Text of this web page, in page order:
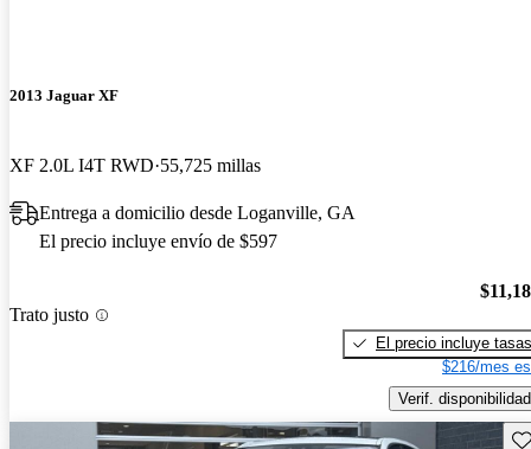
2013 Jaguar XF
XF 2.0L I4T RWD 55,725 millas
Entrega a domicilio desde Loganville, GA
El precio incluye envío de $597
Trato justo
El precio incluye tasas
$216/mes
Verif. disponibilidad